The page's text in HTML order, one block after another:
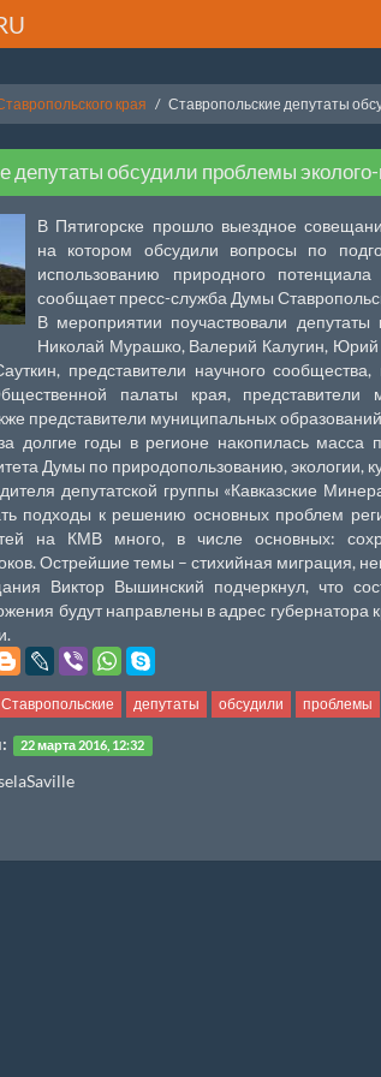
края Ставропольские депутаты
депутаты обсудили проблемы
В Пятигорске прошло выездное
на котором обсудили вопросы по
использованию природного
сообщает пресс-служба Думы
В мероприятии поучаствовали
Николай Мурашко, Валерий Калугин,
представители научного
палаты края,
представители муниципальных
долгие годы в регионе накопилась
Думы по природопользованию, экологии,
депутатской группы «Кавказские
подходы к решению основных проблем
на КМВ много, в числе основных:
Острейшие темы – стихийная миграция,
Виктор Вышинский подчеркнул, что
будут направлены в адрес
Ставропольские депутаты обсудили проблемы
22 марта 2016, 12:32